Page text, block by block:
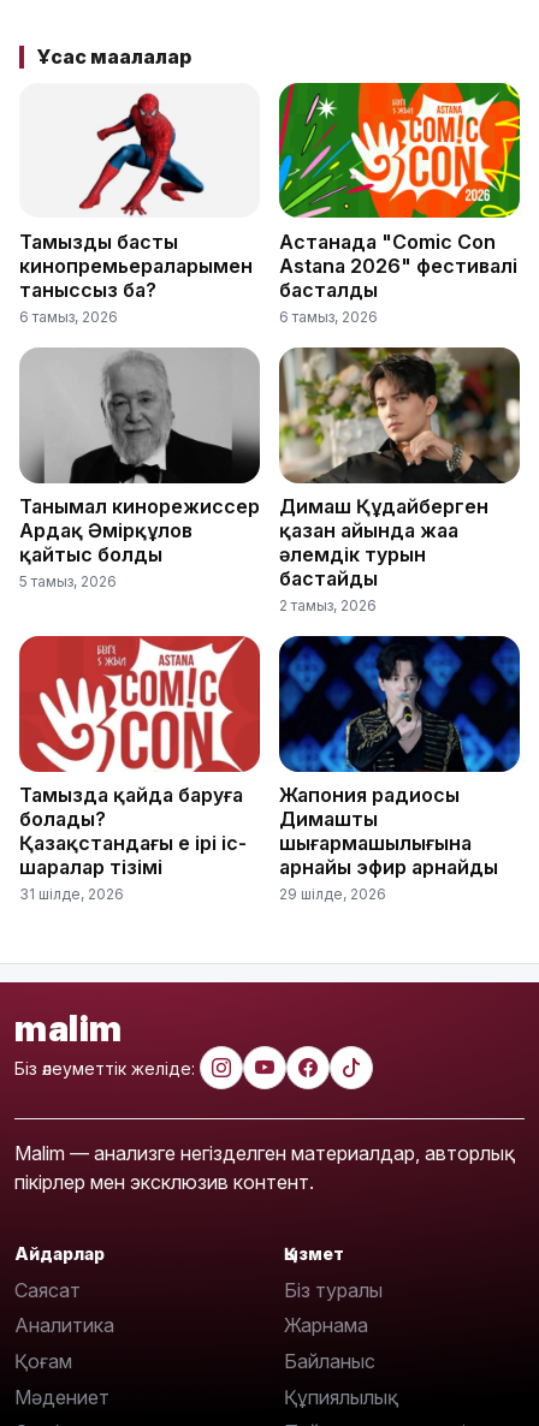
Ұқсас мақалалар
Тамыздың басты
кинопремьераларымен
таныссыз ба?
6 тамыз, 2026
Астанада "Comic Con
Astana 2026" фестивалі
басталды
6 тамыз, 2026
Танымал кинорежиссер
Ардақ Әмірқұлов
қайтыс болды
5 тамыз, 2026
Димаш Құдайберген
қазан айында жаңа
әлемдік турын
бастайды
2 тамыз, 2026
Тамызда қайда баруға
болады?
Қазақстандағы ең ірі іс-
шаралар тізімі
31 шілде, 2026
Жапония радиосы
Димаштың
шығармашылығына
арнайы эфир арнайды
29 шілде, 2026
malim
Біз әлеуметтік желіде:
Malim — анализге негізделген материалдар, авторлық
пікірлер мен эксклюзив контент.
Айдарлар
Саясат
Аналитика
Қоғам
Мәдениет
Қызмет
Біз туралы
Жарнама
Байланыс
Құпиялылық